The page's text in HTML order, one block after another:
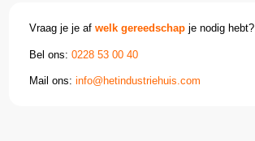
Vraag je je afwelk gereedschap je nodig hebt?
Bel ons:0228 53 00 40
Mail ons:info@hetindustriehuis.com